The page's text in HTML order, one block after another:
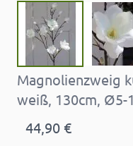
Magnolienzweig
weiß, 130cm, Ø5-
44,90 €